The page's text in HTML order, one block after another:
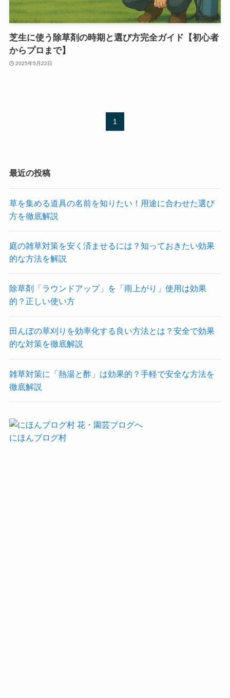
芝生に使う除草剤の時期と選び方完全ガイド【初心者
からプロまで】
2025年5月22日
1
最近の投稿
草を集める道具の名前を知りたい！用途に合わせた選び
方を徹底解説
庭の雑草対策を安く済ませるには？知っておきたい効果
的な方法を解説
除草剤「ラウンドアップ」を「雨上がり」使用は効果
的？正しい使い方
田んぼの草刈りを効率化する良い方法とは？安全で効果
的な対策を徹底解説
雑草対策に「熱湯と酢」は効果的？手軽で安全な方法を
徹底解説
にほんブログ村